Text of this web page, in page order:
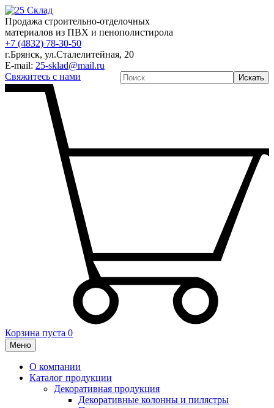
Продажа строительно-отделочных
материалов из ПВХ и пенополистирола
+7 (4832) 78-30-50
г.Брянск, ул.Сталелитейная, 20
E-mail: 25-sklad@mail.ru
Свяжитесь с нами
Искать
Корзина пуста 0
Меню
О компании
Каталог продукции
Декоративная продукция
Декоративные колонны и пилястры